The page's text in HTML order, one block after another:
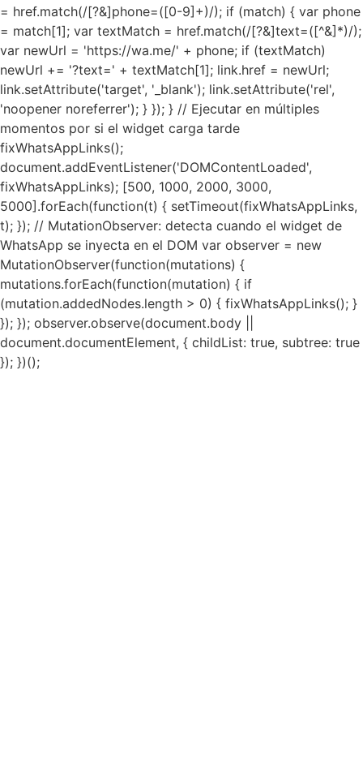
= href.match(/[?&]phone=([0-9]+)/); if (match) { var phone
= match[1]; var textMatch = href.match(/[?&]text=([^&]*)/);
var newUrl = 'https://wa.me/' + phone; if (textMatch)
newUrl += '?text=' + textMatch[1]; link.href = newUrl;
link.setAttribute('target', '_blank'); link.setAttribute('rel',
'noopener noreferrer'); } }); } // Ejecutar en múltiples
momentos por si el widget carga tarde
fixWhatsAppLinks();
document.addEventListener('DOMContentLoaded',
fixWhatsAppLinks); [500, 1000, 2000, 3000,
5000].forEach(function(t) { setTimeout(fixWhatsAppLinks,
t); }); // MutationObserver: detecta cuando el widget de
WhatsApp se inyecta en el DOM var observer = new
MutationObserver(function(mutations) {
mutations.forEach(function(mutation) { if
(mutation.addedNodes.length > 0) { fixWhatsAppLinks(); }
}); }); observer.observe(document.body ||
document.documentElement, { childList: true, subtree: true
}); })();